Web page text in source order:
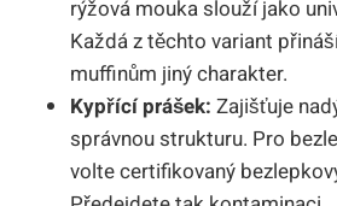
rýžová mouka slouží jako
Každá z těchto variant
muffinům jiný charakter.
Kypřící prášek: Zajišťuje
správnou strukturu. Pro
volte certifikovaný